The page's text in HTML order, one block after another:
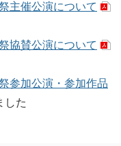
主催公演について
協賛公演について
参加公演・参加作品
した